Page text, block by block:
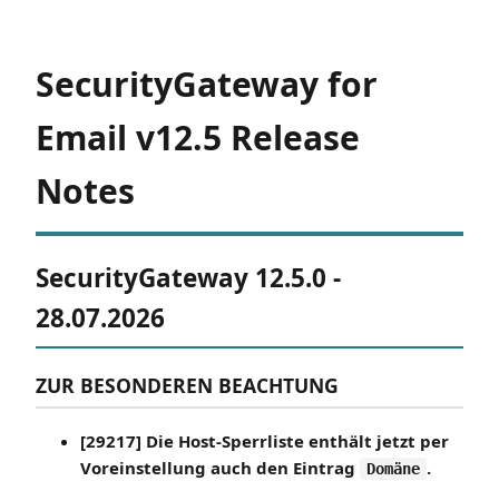
SecurityGateway for
Email v12.5 Release
Notes
SecurityGateway 12.5.0 -
28.07.2026
ZUR BESONDEREN BEACHTUNG
[29217] Die Host-Sperrliste enthält jetzt per
Voreinstellung auch den Eintrag
Domäne .